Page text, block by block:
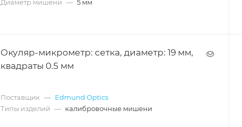
Диаметр мишени — 5 мм
Окуляр-микрометр: сетка, диаметр: 19 мм,
квадраты 0.5 мм
Поставщик — Edmund Optics
Типы изделий — калибровочные мишени